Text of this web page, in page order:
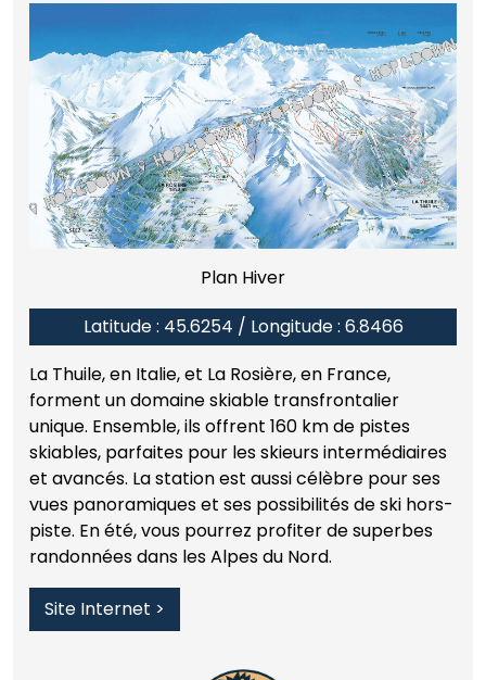
Plan Hiver
Latitude : 45.6254 / Longitude : 6.8466
La Thuile, en Italie, et La Rosière, en France,
forment un domaine skiable transfrontalier
unique. Ensemble, ils offrent 160 km de pistes
skiables, parfaites pour les skieurs intermédiaires
et avancés. La station est aussi célèbre pour ses
vues panoramiques et ses possibilités de ski hors-
piste. En été, vous pourrez profiter de superbes
randonnées dans les Alpes du Nord.
Site Internet >